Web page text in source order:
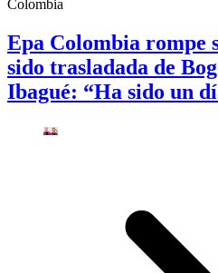
Colombia
Epa Colombia rompe
sido trasladada de
Ibagué: “Ha sido un